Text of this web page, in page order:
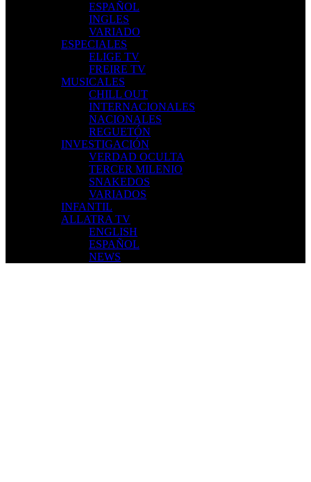
ESPAÑOL
INGLES
VARIADO
ESPECIALES
ELIGE TV
FREIRE TV
MUSICALES
CHILL OUT
INTERNACIONALES
NACIONALES
REGUETÓN
INVESTIGACIÓN
VERDAD OCULTA
TERCER MILENIO
SNAKEDOS
VARIADOS
INFANTIL
ALLATRA TV
ENGLISH
ESPAÑOL
NEWS